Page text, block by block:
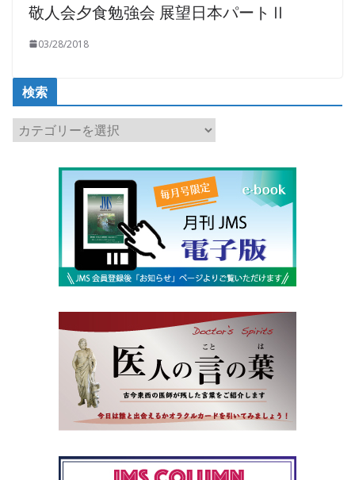
敬人会夕食勉強会 展望日本パートⅡ
03/28/2018
検索
検
索